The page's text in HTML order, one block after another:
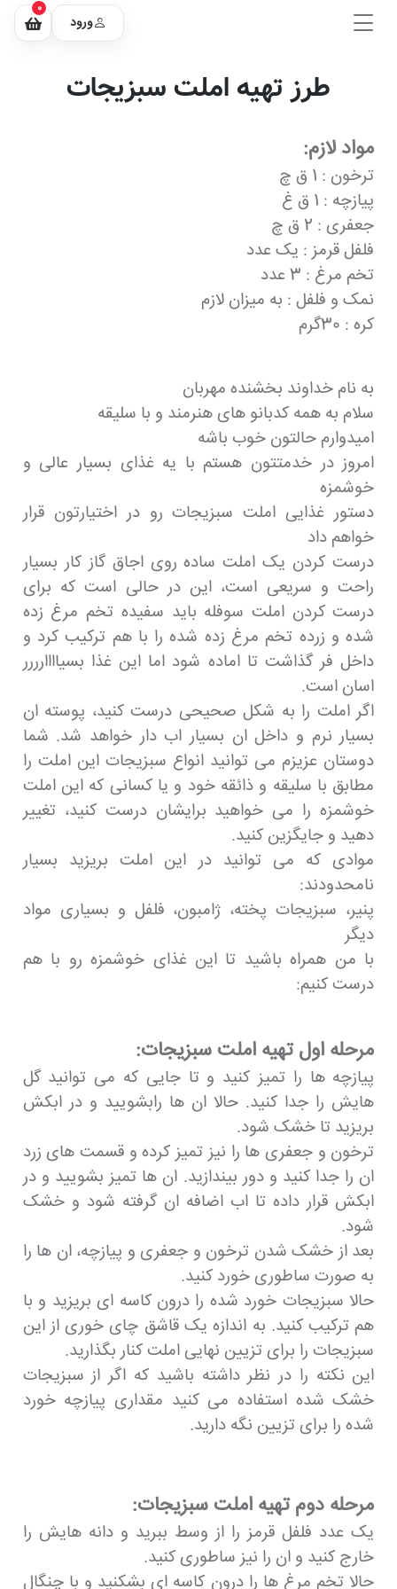
ورود
0
طرز تهیه املت سبزیجات
مواد لازم:
ترخون : 1 ق چ
پیازچه : 1 ق غ
جعفری : 2 ق چ
فلفل قرمز : یک عدد
تخم مرغ : 3 عدد
نمک و فلفل : به میزان لازم
کره : 30گرم
به نام خداوند بخشنده مهربان
سلام به همه کدبانو های هنرمند و با سلیقه
امیدوارم حالتون خوب باشه
امروز در خدمتتون هستم با یه غذای بسیار عالی و
خوشمزه
دستور غذایی املت سبزیجات رو در اختیارتون قرار
خواهم داد
درست کردن یک املت ساده روی اجاق گاز کار بسیار
راحت و سریعی است، این در حالی است که برای
درست کردن املت سوفله باید سفیده تخم مرغ زده
شده و زرده تخم مرغ زده شده را با هم ترکیب کرد و
داخل فر گذاشت تا اماده شود اما این غذا بسیاااارررر
اسان است.
اگر املت را به شکل صحیحی درست کنید، پوسته ان
بسیار نرم و داخل ان بسیار اب دار خواهد شد. شما
دوستان عزیزم می توانید انواع سبزیجات این املت را
مطابق با سلیقه و ذائقه خود و یا کسانی که این املت
خوشمزه را می خواهید برایشان درست کنید، تغییر
دهید و جایگزین کنید.
موادی که می توانید در این املت بریزید بسیار
نامحدودند:
پنیر، سبزیجات پخته، ژامبون، فلفل و بسیاری مواد
دیگر
با من همراه باشید تا این غذای خوشمزه رو با هم
درست کنیم:
مرحله اول تهیه املت سبزیجات:
پیازچه ها را تمیز کنید و تا جایی که می توانید گل
هایش را جدا کنید. حالا ان ها رابشویید و در ابکش
بریزید تا خشک شود.
ترخون و جعفری ها را نیز تمیز کرده و قسمت های زرد
ان را جدا کنید و دور بیندازید. ان ها تمیز بشویید و در
ابکش قرار داده تا اب اضافه ان گرفته شود و خشک
شود.
بعد از خشک شدن ترخون و جعفری و پیازچه، ان ها را
به صورت ساطوری خورد کنید.
حالا سبزیجات خورد شده را درون کاسه ای بریزید و با
هم ترکیب کنید. به اندازه یک قاشق چای خوری از این
سبزیجات را برای تزیین نهایی املت کنار بگذارید.
این نکته را در نظر داشته باشید که اگر از سبزیجات
خشک شده استفاده می کنید مقداری پیازچه خورد
شده را برای تزیین نگه دارید.
مرحله دوم تهیه املت سبزیجات:
یک عدد فلفل قرمز را از وسط ببرید و دانه هایش را
خارج کنید و ان را نیز ساطوری کنید.
حالا تخم مرغ ها را درون کاسه ای بشکنید و با چنگال